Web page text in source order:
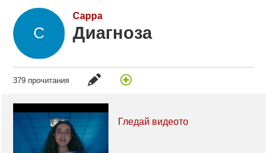
Сарра
Диагноза
379 прочитания
Гледай видеото